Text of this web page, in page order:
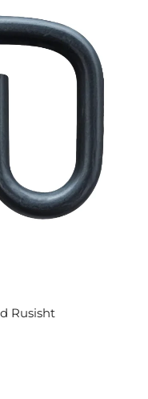
Rusisht